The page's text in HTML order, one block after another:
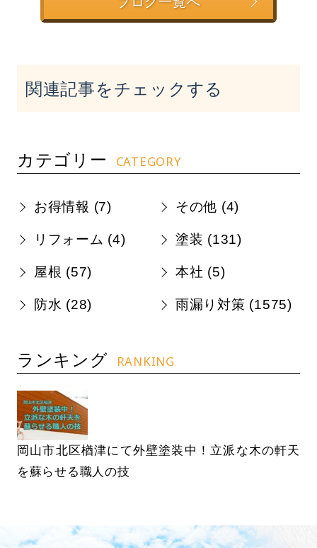
関連記事をチェックする
カテゴリー CATEGORY
お得情報 (7) その他 (4)
リフォーム (4) 塗装 (131)
屋根 (57) 本社 (5)
防水 (28) 雨漏り対策 (1575)
ランキング RANKING
岡山市北区楢津にて外壁塗装中！立派な木の軒天
を蘇らせる職人の技